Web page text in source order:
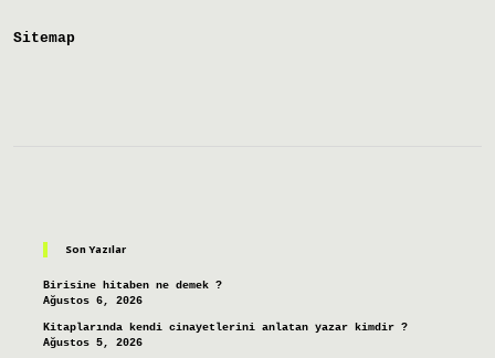
Sitemap
Son Yazılar
Birisine hitaben ne demek ?
Ağustos 6, 2026
Kitaplarında kendi cinayetlerini anlatan yazar kimdir ?
Ağustos 5, 2026